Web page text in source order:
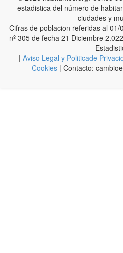
estadistica del número de
ciudades y
Cifras de poblacion referidas al
nº 305 de fecha 21 Diciembre
| Aviso Legal y Politicade
Cookies | Contacto: